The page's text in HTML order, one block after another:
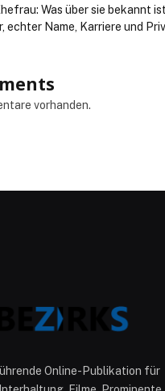
Was über sie bekannt ist
echter Name, Karriere und
vorhanden.
Online-Publikation für